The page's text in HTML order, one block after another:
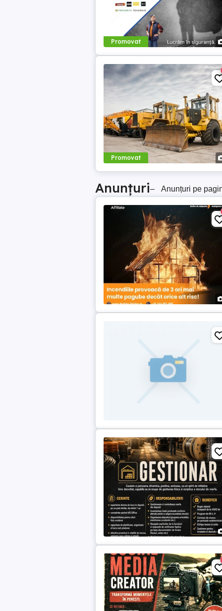
Promovat
Promovat
Anunțuri– Anunțuri pe